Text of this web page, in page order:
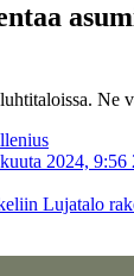
Ne
2024, 9:56
Lujatalo